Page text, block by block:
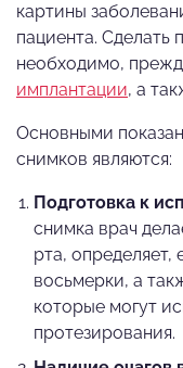
картины
пациента. Сделать
необходимо,
имплантации, а
Основными
снимков являются:
Подготовка к
снимка врач
рта, определяет,
восьмерки, а
которые могут
протезирования.